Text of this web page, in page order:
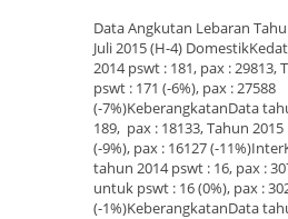
Data Angkutan Lebaran
Juli 2015 (H-4)
2014 pswt : 181, pax : 29813,
pswt : 171 (-6%), pax : 27588
(-7%)KeberangkatanData
189, pax : 18133, Tahun
(-9%), pax : 16127 (-
tahun 2014 pswt : 16, pax :
untuk pswt : 16 (0%), pax :
(-1%)KeberangkatanData